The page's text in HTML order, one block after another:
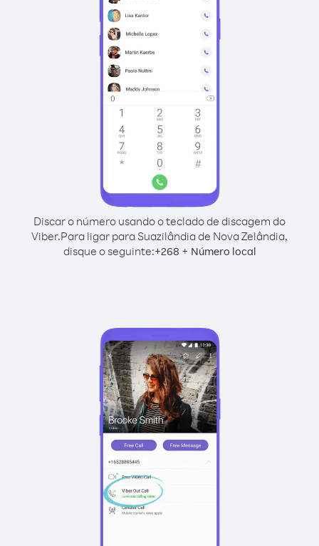
Discar o número usando o teclado de discagem do
Viber.Para ligar para Suazilândia de Nova Zelândia,
disque o seguinte:+268 + Número local